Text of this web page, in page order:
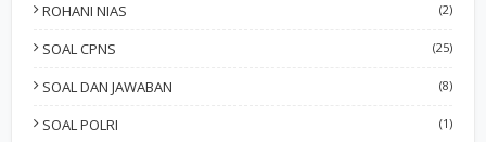
ROHANI NIAS (2)
SOAL CPNS (25)
SOAL DAN JAWABAN (8)
SOAL POLRI (1)